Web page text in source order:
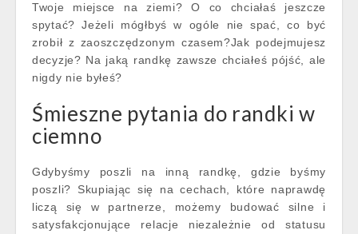
Twoje miejsce na ziemi? O co chciałaś jeszcze
spytać? Jeżeli mógłbyś w ogóle nie spać, co być
zrobił z zaoszczędzonym czasem?Jak podejmujesz
decyzje? Na jaką randkę zawsze chciałeś pójść, ale
nigdy nie byłeś?
Śmieszne pytania do randki w
ciemno
Gdybyśmy poszli na inną randkę, gdzie byśmy
poszli? Skupiając się na cechach, które naprawdę
liczą się w partnerze, możemy budować silne i
satysfakcjonujące relacje niezależnie od statusu